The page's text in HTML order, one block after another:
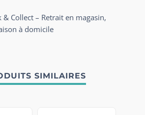
& Collect – Retrait en magasin,
à domicile
SIMILAIRES